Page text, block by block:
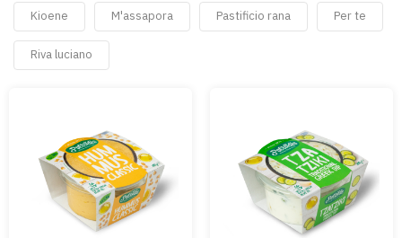
Kioene M'assapora Pastificio rana Per te
Riva luciano